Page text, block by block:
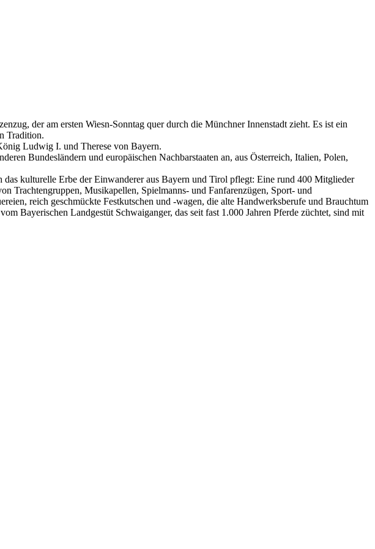
der am ersten Wiesn-Sonntag quer durch die Münchner Innenstadt zieht. Es ist ein
Tradition.
Ludwig I. und Therese von Bayern.
Bundesländern und europäischen Nachbarstaaten an, aus Österreich, Italien, Polen,
kulturelle Erbe der Einwanderer aus Bayern und Tirol pflegt: Eine rund 400 Mitglieder
Trachtengruppen, Musikapellen, Spielmanns- und Fanfarenzügen, Sport- und
reich geschmückte Festkutschen und -wagen, die alte Handwerksberufe und Brauchtum
Bayerischen Landgestüt Schwaiganger, das seit fast 1.000 Jahren Pferde züchtet, sind mit